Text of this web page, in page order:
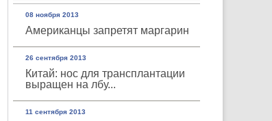
08 ноября 2013
Американцы запретят маргарин
26 сентября 2013
Китай: нос для трансплантации
выращен на лбу...
11 сентября 2013